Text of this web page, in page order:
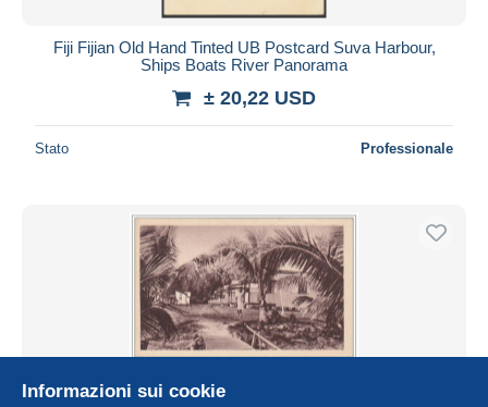
Fiji Fijian Old Hand Tinted UB Postcard Suva Harbour,
Ships Boats River Panorama
± 20,22 USD
Stato Professionale
Informazioni sui cookie